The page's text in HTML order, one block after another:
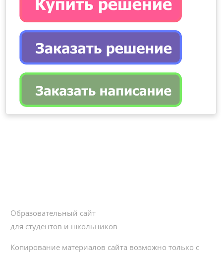
Образовательный сайт
для студентов и школьников
Копирование материалов сайта возможно только с